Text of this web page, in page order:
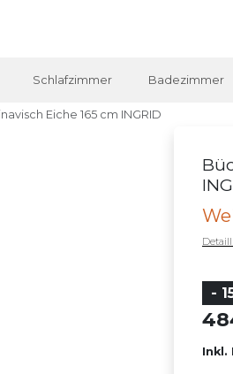
Schlafzimmer Badezimmer
Eiche 165 cm INGRID
-
Inkl.